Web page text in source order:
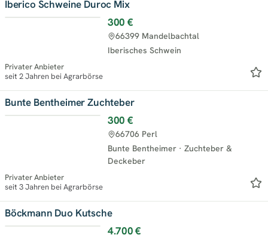
Iberico Schweine Duroc Mix
300 €
Iberisches Schwein
66399 Mandelbachtal
Privater Anbieter
seit 2 Jahren bei Agrarbörse
Bunte Bentheimer Zuchteber
300 €
Bunte Bentheimer · Zuchteber &
Deckeber
66706 Perl
Privater Anbieter
seit 3 Jahren bei Agrarbörse
Böckmann Duo Kutsche
4.700 €